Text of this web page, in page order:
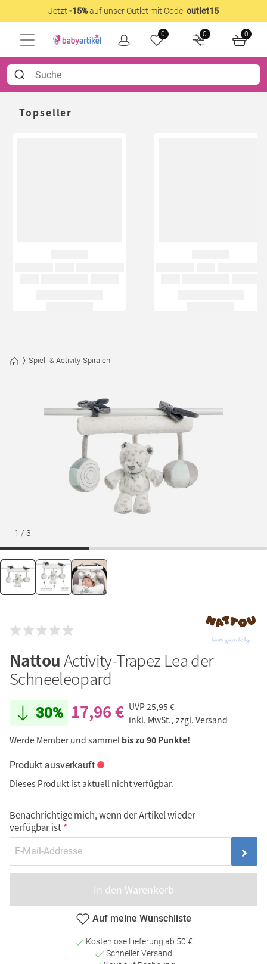
Jetzt -15%auf unser Outlet mit Code: outlet15
0 0 0
Topseller
Spiel- & Activity-Spiralen
1 / 3
NattouActivity-Trapez Lea der
Schneeleopard
30% 17,96 € UVP25,95 €
inkl. MwSt., zzgl. Versand
Werde Member und sammel bis zu 90 Punkte!
Produkt ausverkauft
Dieses Produkt ist aktuell nicht verfügbar.
Benachrichtige mich, wenn der Artikel wieder
verfügbar ist
In den Warenkorb
Auf meine Wunschliste
Kostenlose Lieferung ab 50 €
Schneller Versand